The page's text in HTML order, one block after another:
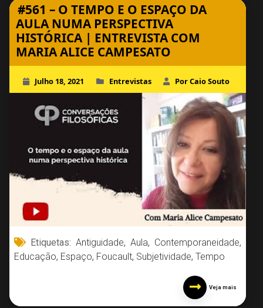
#561 – O TEMPO E O ESPAÇO DA
AULA NUMA PERSPECTIVA
HISTÓRICA | ENTREVISTA COM
MARIA ALICE CAMPESATO
Julho 18, 2021 Entrevistas Por Caio Souto
Etiquetas:Antiguidade,Aula, Contemporaneidade,
Educação, Espaço, Foucault, Subjetividade, Tempo
Veja mais